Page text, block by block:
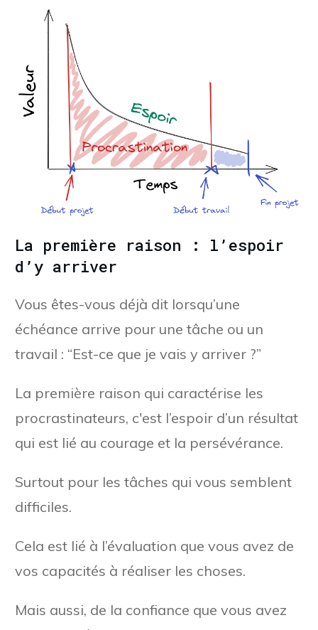
La première raison : l’espoir
d’y arriver
Vous êtes-vous déjà dit lorsqu’une
échéance arrive pour une tâche ou un
travail : “Est-ce que je vais y arriver ?”
La première raison qui caractérise les
procrastinateurs, c'est l’espoir d’un résultat
qui est lié au courage et la persévérance.
Surtout pour les tâches qui vous semblent
difficiles.
Cela est lié à l’évaluation que vous avez de
vos capacités à réaliser les choses.
Mais aussi, de la confiance que vous avez